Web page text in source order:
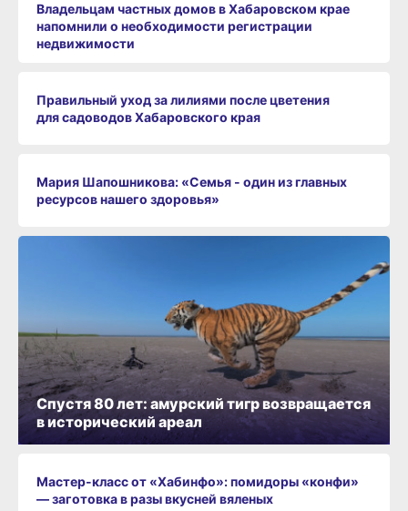
Владельцам частных домов в Хабаровском крае
напомнили о необходимости регистрации
недвижимости
Правильный уход за лилиями после цветения
для садоводов Хабаровского края
Мария Шапошникова: «Семья - один из главных
ресурсов нашего здоровья»
Мастер-класс от «Хабинфо»: помидоры «конфи»
— заготовка в разы вкусней вяленых
Спустя 80 лет: амурский тигр возвращается
в исторический ареал